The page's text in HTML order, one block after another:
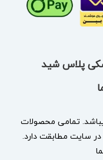
پلاس شید
تمامی محصولات
سایت مطابقت دارد.